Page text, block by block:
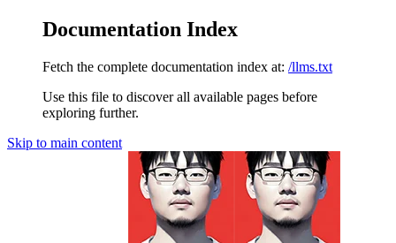
Documentation Index
Fetch the complete documentation index at: /llms.txt
Use this file to discover all available pages before
exploring further.
Skip to main content